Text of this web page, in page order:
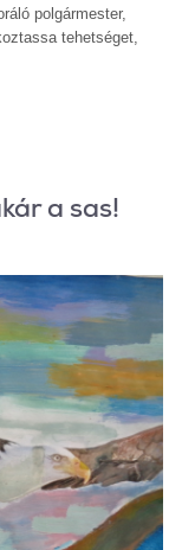
polgármester,
tehetséget,
a sas!